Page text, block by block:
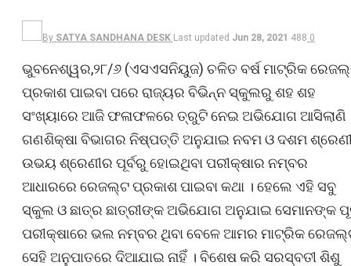
By SATYA SANDHANA DESK Last updated Jun 28, 2021 488 0
ଭୁବନେଶ୍ୱର,୨୮/୬ (ଏସଏସନିୟୁଜ) ଚଳିତ ବର୍ଷ ମାଟ୍ରିକ
ପ୍ରକାଶ ପାଇବା ପରେ ରାଜ୍ୟର ବିଭିନ୍ନ ସ୍କୁଲରୁ ଶହ ଶହ
ସଂଖ୍ୟାରେ ଆଜି ଫଳାଫଳରେ ତ୍ରୁଟି ନେଇ ଅଭିଯୋଗ ଆସିଲାଣି
ଗଣଶିକ୍ଷା ବିଭାଗର ନିଷ୍ପତ୍ତି ଅନୁଯାଇ ନବମ ଓ ଦଶମ
ଉଭୟ ଶ୍ରେଣୀର ପୂର୍ବରୁ ହୋଇଥିବା ପରୀକ୍ଷାର ନମ୍ବର
ଆଧାରରେ ରେଜଲ୍ଟ ପ୍ରକାଶ ପାଇବା କଥା । ହେଲେ ଏହି ସବୁ
ସ୍କୁଲ ଓ ଛାତ୍ର ଛାତ୍ରୀଙ୍କ ଅଭିଯୋଗ ଅନୁଯାଇ ସେମାନଙ୍କ
ପରୀକ୍ଷାରେ ଭଲ ନମ୍ବର ଥିବା ବେଳେ ଆମର ମାଟ୍ରିକ
ସେହି ଅନୁପାତରେ ଦିଆଯାଇ ନାହିଁ । ବିଶେଷ କରି ସରସ୍ବତୀ ଶିଶୁ